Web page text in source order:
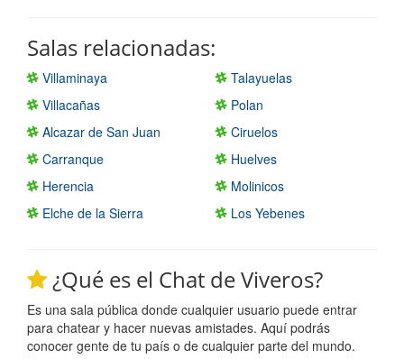
Salas relacionadas:
Villaminaya
Talayuelas
Villacañas
Polan
Alcazar de San Juan
Ciruelos
Carranque
Huelves
Herencia
Molinicos
Elche de la Sierra
Los Yebenes
¿Qué es el Chat de Viveros?
Es una sala pública donde cualquier usuario puede entrar
para chatear y hacer nuevas amistades. Aquí podrás
conocer gente de tu país o de cualquier parte del mundo.